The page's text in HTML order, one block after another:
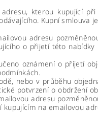
kterou kupující při
Kupní smlouva
adresu
o přijetí této
oznámení o přijetí
nebo v průběhu
potvrzení o obdržení
adresu
na emailovou